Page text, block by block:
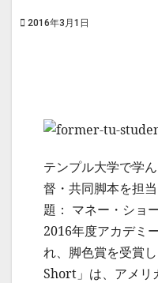
2016年3月1日
テンプル大学で学
督・共同脚本を担
題： マネー・ショ
2016年度アカデミ
れ、脚色賞を受賞
Short」は、アメリ